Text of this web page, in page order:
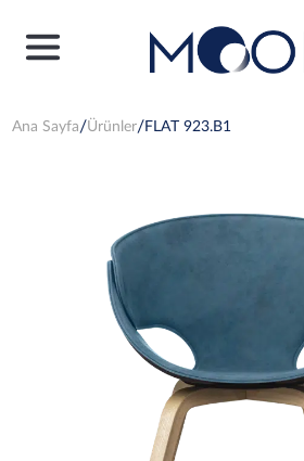
Ana Sayfa Ürünler FLAT 923.B1